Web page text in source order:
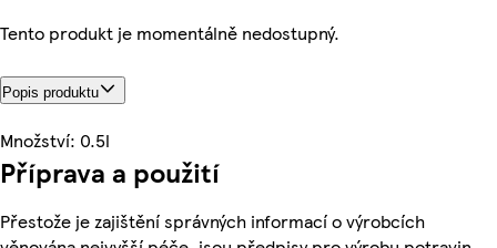
Tento produkt je momentálně nedostupný.
Popis produktu
Množství: 0.5l
Příprava a použití
Přestože je zajištění správných informací o výrobcích